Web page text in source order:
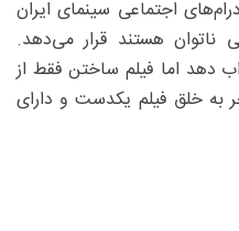
اجتماعی سینمای ایران
ناتوان هستند قرار می‌دهد.
دهد اما فیلم ‌ساختن فقط از
به خلق فیلم یکدست و دارای